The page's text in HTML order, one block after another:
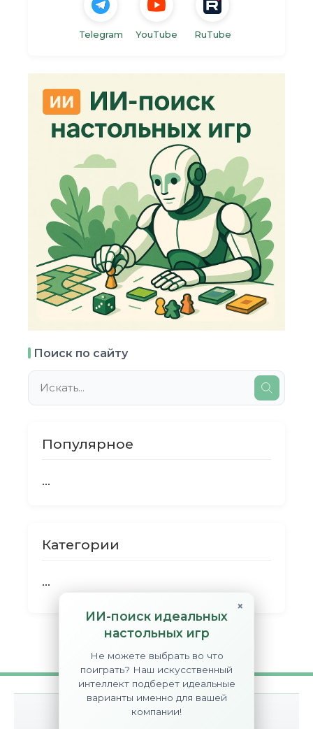
×
ИИ-поиск идеальных
настольных игр
Не можете выбрать во что
поиграть? Наш искусственный
интеллект подберет идеальные
варианты именно для вашей
компании!
Telegram YouTube RuTube
Поиск по сайту
Популярное
...
Категории
...